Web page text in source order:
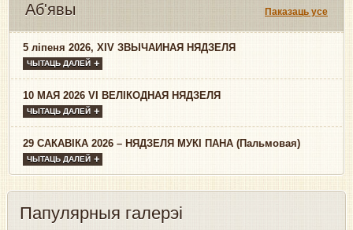
Паказаць усе
Аб'явы
5 ліпеня 2026, XIV ЗВЫЧАЙНАЯ НЯДЗЕЛЯ
ЧЫТАЦЬ ДАЛЕЙ
10 МАЯ 2026 VI ВЕЛІКОДНАЯ НЯДЗЕЛЯ
ЧЫТАЦЬ ДАЛЕЙ
29 САКАВІКА 2026 – НЯДЗЕЛЯ МУКІ ПАНА (Пальмовая)
ЧЫТАЦЬ ДАЛЕЙ
Папулярныя галерэі